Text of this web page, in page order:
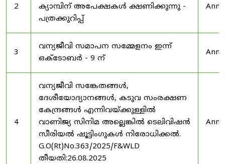
2
ക്യാമ്പിന് അപേക്ഷകൾ ക്ഷണിക്കുന്നു -
പത്രക്കുറിപ്പ്
3
വന്യജീവി സമാപന സമ്മേളനം ഇന്ന്
ഒക്ടോബർ - 9 ന്
4
വന്യജീവി സങ്കേതങ്ങൾ,
ദേശീയോദ്യാനങ്ങൾ, കടുവ സംരക്ഷണ
കേന്ദ്രങ്ങൾ എന്നിവയ്ക്കുള്ളിൽ
വാണിജ്യ സിനിമ അല്ലെങ്കിൽ ടെലിവിഷൻ
സീരിയൽ ഷൂട്ടിംഗുകൾ നിരോധിക്കൽ.
G.O(Rt)No.363/2025/F&WLD
തീയതി:26.08.2025